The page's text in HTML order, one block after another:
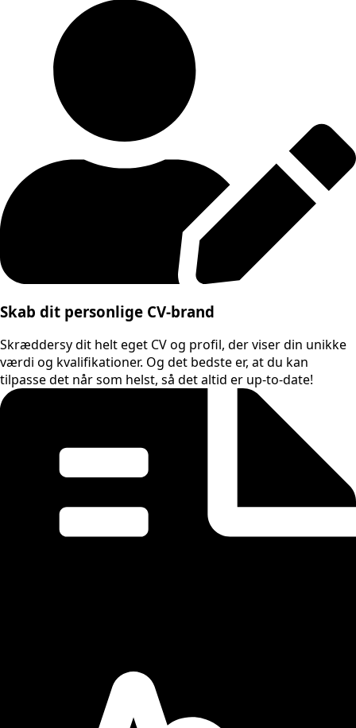
Skab dit personlige CV-brand
Skræddersy dit helt eget CV og profil, der viser din unikke
værdi og kvalifikationer. Og det bedste er, at du kan
tilpasse det når som helst, så det altid er up-to-date!